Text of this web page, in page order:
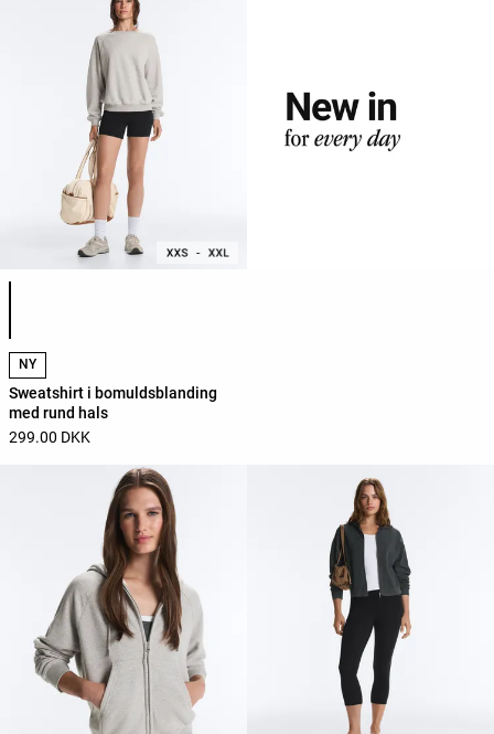
Liste over produktfarver
NY
Sweatshirt i bomuldsblanding
med rund hals
299.00 DKK